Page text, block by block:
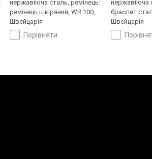
нержавіюча сталь, ремінець:
ремінець шкіряний, WR 100,
Швейцарія
порівняти
нержавіюча
браслет
Швейцарія